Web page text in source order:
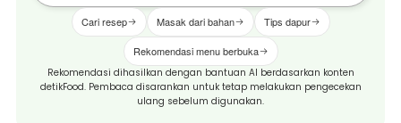
Cari resep Masak dari bahan Tips dapur
Rekomendasi menu berbuka
Rekomendasi dihasilkan dengan bantuan AI berdasarkan konten
detikFood. Pembaca disarankan untuk tetap melakukan pengecekan
ulang sebelum digunakan.